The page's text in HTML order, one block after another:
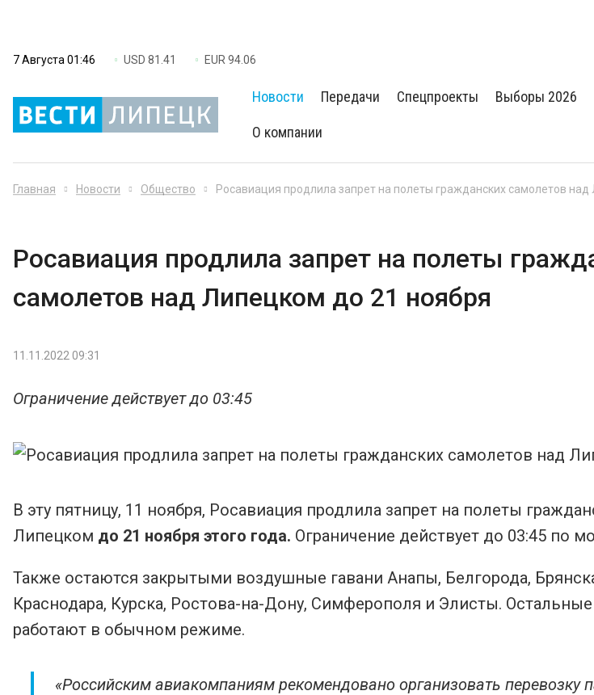
7 Августа 01:46 USD 81.41 EUR 94.06
Новости Передачи Спецпроекты Выборы 2026
О компании
Главная Новости Общество Росавиация продлила запрет на полеты гражданских самолетов
Росавиация продлила запрет на полеты
самолетов над Липецком до 21 ноября
11.11.2022 09:31
Ограничение действует до 03:45
В эту пятницу, 11 ноября, Росавиация продлила запрет на полеты
Липецком до 21 ноября этого года. Ограничение действует до 03:45 по
Также остаются закрытыми воздушные гавани Анапы, Белгорода,
Краснодара, Курска, Ростова-на-Дону, Симферополя и Элисты.
работают в обычном режиме.
«Российским авиакомпаниям рекомендовано организовать перевозку